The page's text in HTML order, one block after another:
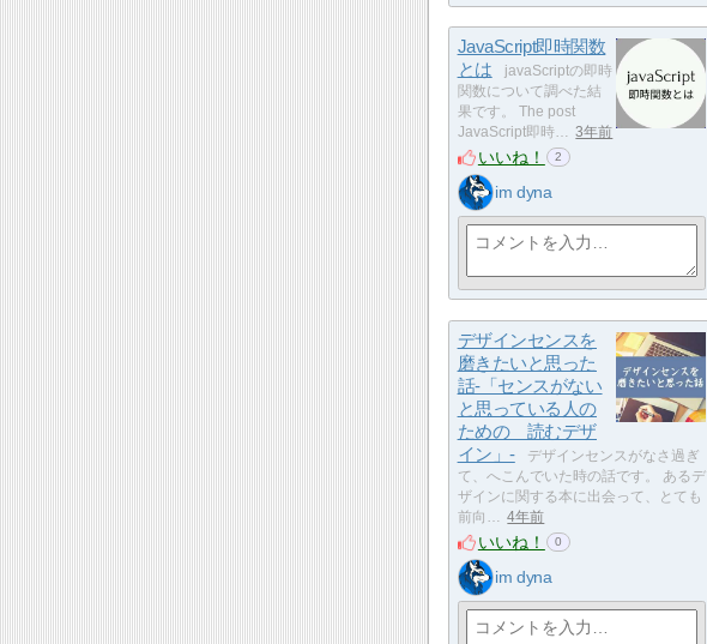
JavaScript即時関数
とは
javaScriptの即時
関数について調べた結
果です。 The post
JavaScript即時… 3年前
いいね！ 2
im dyna
デザインセンスを
磨きたいと思った
話-「センスがない
と思っている人の
ための 読むデザ
イン」-
デザインセンスがなさ過ぎ
て、へこんでいた時の話です。 あるデ
ザインに関する本に出会って、とても
前向… 4年前
いいね！ 0
im dyna